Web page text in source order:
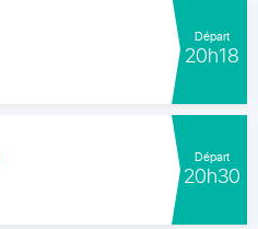
Départ
20h18
Départ
20h30